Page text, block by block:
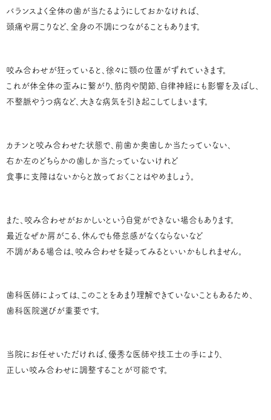
バランスよく全体の歯が当たるようにしておかなければ、
頭痛や肩こりなど、全身の不調につながることもあります。
咬み合わせが狂っていると、徐々に顎の位置がずれていきます。
これが体全体の歪みに繋がり、筋肉や関節、自律神経にも影響を及ぼし、
不整脈やうつ病など、大きな病気を引き起こしてしまいます。
カチンと咬み合わせた状態で、前歯か奥歯しか当たっていない、
右か左のどちらかの歯しか当たっていないけれど
食事に支障はないからと放っておくことはやめましょう。
また、咬み合わせがおかしいという自覚ができない場合もあります。
最近なぜか肩がこる、休んでも倦怠感がなくならないなど
不調がある場合は、咬み合わせを疑ってみるといいかもしれません。
歯科医師によっては、このことをあまり理解できていないこともあるため、
歯科医院選びが重要です。
当院にお任せいただければ、優秀な医師や技工士の手により、
正しい咬み合わせに調整することが可能です。